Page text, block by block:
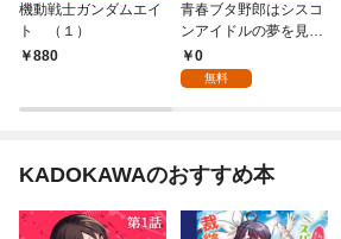
機動戦士ガンダムエイ
ト （１）
880
青春ブタ野郎はシスコ
ンアイドルの夢を見な
い【分冊版】 1
0
無料
KADOKAWAのおすすめ本